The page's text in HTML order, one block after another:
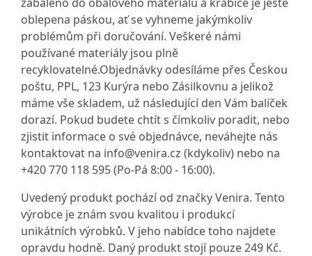
oblepena páskou, ať se vyhneme jakýmkoliv
problémům při doručování. Veškeré námi
používané materiály jsou plně
recyklovatelné.Objednávky odesíláme přes Českou
poštu, PPL, 123 Kurýra nebo Zásilkovnu a jelikož
máme vše skladem, už následující den Vám balíček
dorazí. Pokud budete chtít s čímkoliv poradit, nebo
zjistit informace o své objednávce, neváhejte nás
kontaktovat na info@venira.cz (kdykoliv) nebo na
+420 770 118 595 (Po-Pá 8:00 - 16:00).
Uvedený produkt pochází od značky Venira. Tento
výrobce je znám svou kvalitou i produkcí
unikátních výrobků. V jeho nabídce toho najdete
opravdu hodně. Daný produkt stojí pouze 249 Kč.